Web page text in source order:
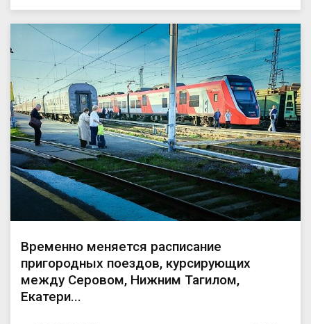
Временно меняется расписание
пригородных поездов, курсирующих
между Серовом, Нижним Тагилом,
Екатери...